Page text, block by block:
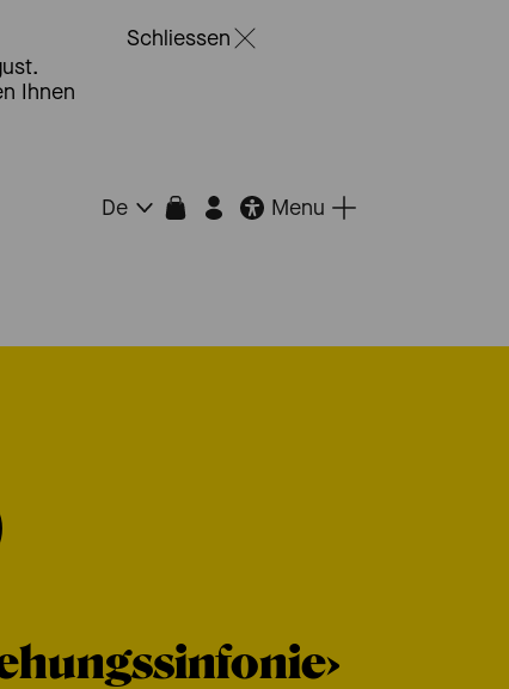
Ihnen
Schliessen
De Menu